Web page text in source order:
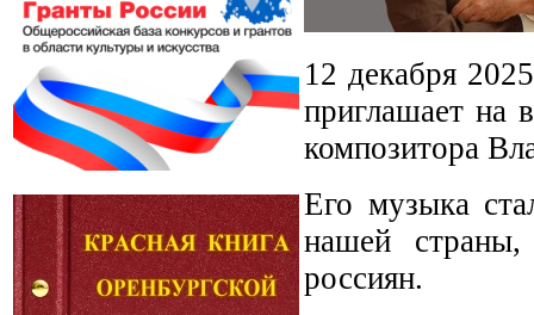
12 декабря
приглашает на
композитора
Его музыка
нашей
россиян.